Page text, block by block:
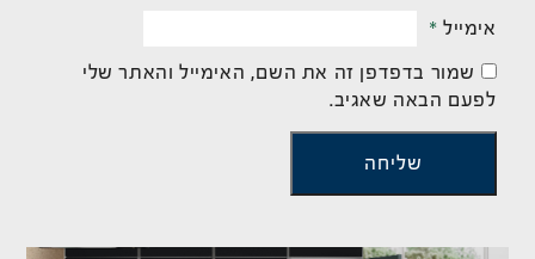
אימייל *
שמור בדפדפן זה את השם, האימייל והאתר שלי
לפעם הבאה שאגיב.